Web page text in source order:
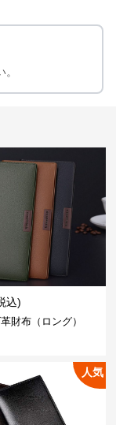
込)
財布（ロング）
人気